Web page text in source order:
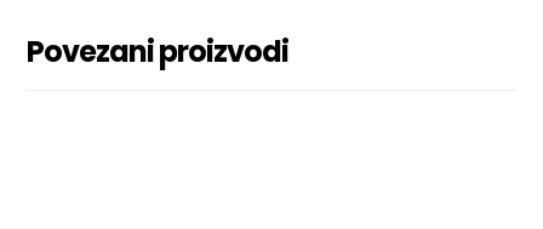
Povezani proizvodi